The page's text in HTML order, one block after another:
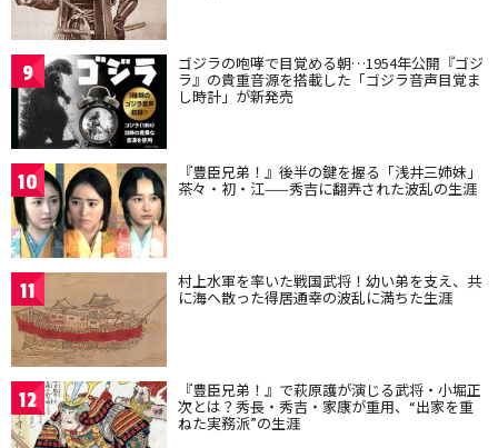
9 ゴジラの咆哮で目覚める朝…1954年公開『ゴジ
ラ』の貴重音源を搭載した「ゴジラ音声目覚ま
し時計」が新発売
10 『豊臣兄弟！』後半の鍵を握る「浅井三姉妹」
茶々・初・江——秀吉に翻弄された波乱の生涯
11 村上水軍を率いた戦国武将！幼い弟を支え、共
に海へ散った得居通幸の波乱に満ちた生涯
12 『豊臣兄弟！』で萩原護が演じる武将・小堀正
次とは？秀長・秀吉・家康が重用、“出家を重
ねた実務派”の生涯